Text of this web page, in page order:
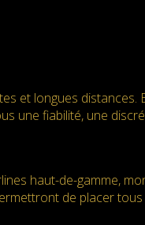
et longues distances.
une fiabilité, une
haut-de-gamme,
de placer tous